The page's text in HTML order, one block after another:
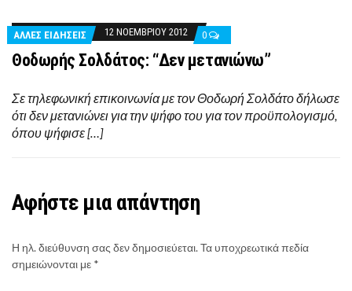
ΑΛΛΕΣ ΕΙΔΗΣΕΙΣ 12 ΝΟΕΜΒΡΊΟΥ 2012 0
Θοδωρής Σολδάτος: “Δεν μετανιώνω”
Σε τηλεφωνική επικοινωνία με τον Θοδωρή Σολδάτο δήλωσε
ότι δεν μετανιώνει για την ψήφο του για τον προϋπολογισμό,
όπου ψήφισε […]
Αφήστε μια απάντηση
Η ηλ. διεύθυνση σας δεν δημοσιεύεται.Τα υποχρεωτικά πεδία
σημειώνονται με *